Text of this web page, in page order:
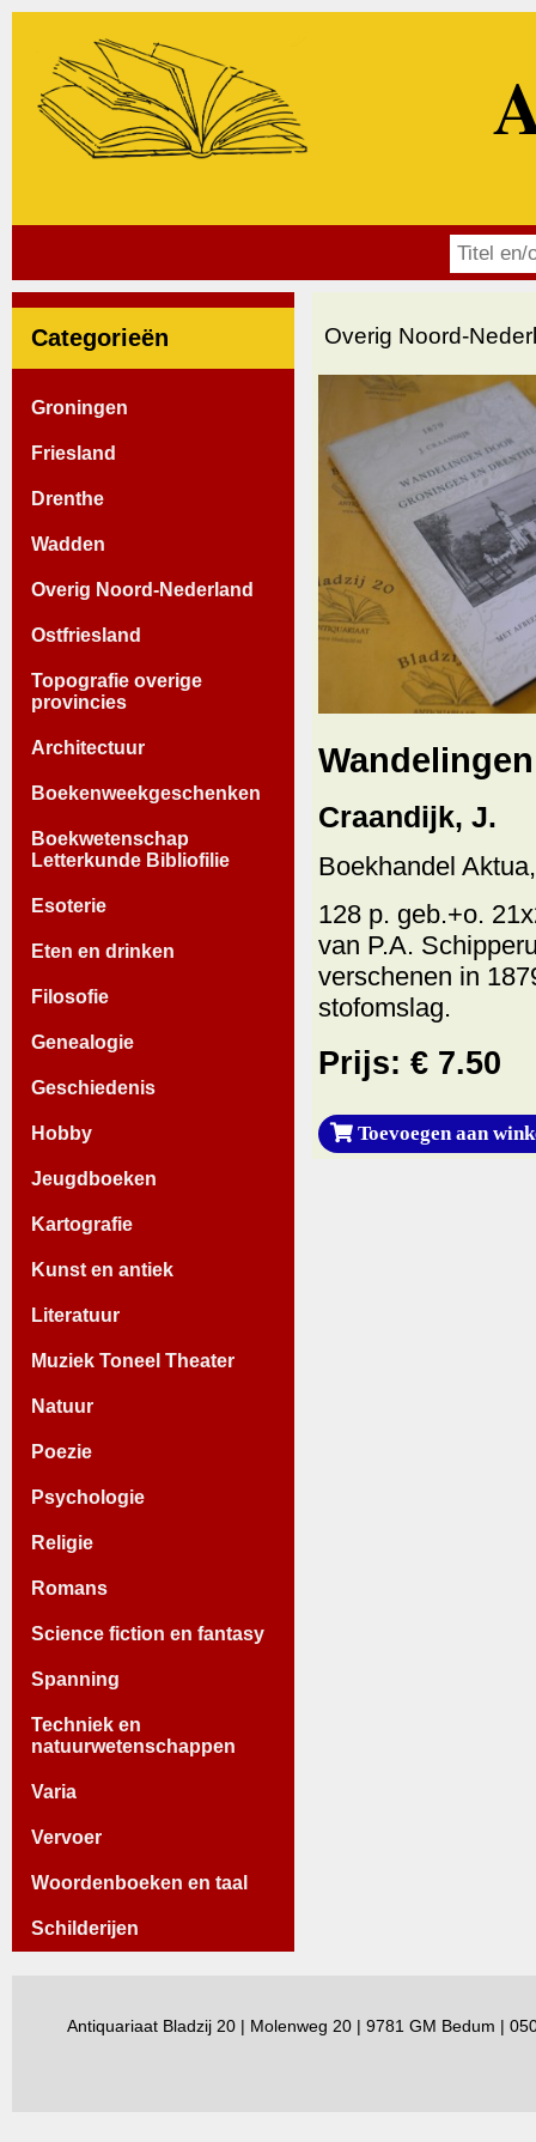
Categorieën
Groningen
Friesland
Drenthe
Wadden
Overig Noord-Nederland
Ostfriesland
Topografie overige
provincies
Architectuur
Boekenweekgeschenken
Boekwetenschap
Letterkunde Bibliofilie
Esoterie
Eten en drinken
Filosofie
Genealogie
Geschiedenis
Hobby
Jeugdboeken
Kartografie
Kunst en antiek
Literatuur
Muziek Toneel Theater
Natuur
Poezie
Psychologie
Religie
Romans
Science fiction en fantasy
Spanning
Techniek en
natuurwetenschappen
Varia
Vervoer
Woordenboeken en taal
Schilderijen
Overig Noord-
Craandijk, J.
Boekhandel
128 p. geb.+o.
van P.A.
verschenen in
stofomslag.
Prijs: € 7.50
Toevoegen aan
Antiquariaat Bladzij 20 | Molenweg 20 | 9781 GM Bedum |